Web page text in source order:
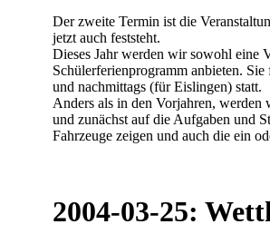
Der zweite Termin ist die
jetzt auch feststeht.
Dieses Jahr werden wir sowohl eine
Schülerferienprogramm anbieten.
und nachmittags (für Eislingen) statt.
Anders als in den Vorjahren,
und zunächst auf die Aufgaben und
Fahrzeuge zeigen und auch die ein
2004-03-25: